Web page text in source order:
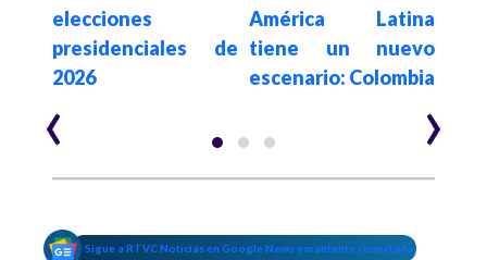
elecciones
presidenciales de
2026
América Latina
tiene un nuevo
escenario: Colombia
‹ ›
Sigue a RTVC Noticias en Google News y mantente conectado